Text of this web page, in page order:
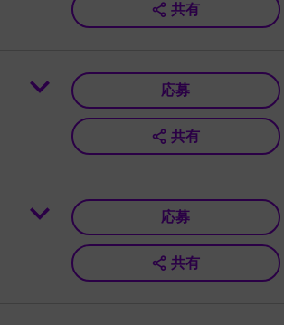
共有
応募
共有
応募
共有